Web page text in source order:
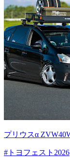
プリウスα
#トヨフェスト2026